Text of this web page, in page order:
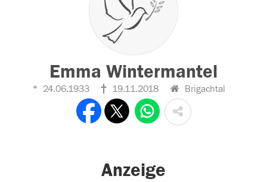
Emma Wintermantel
24.06.1933 19.11.2018 Brigachtal
Anzeige